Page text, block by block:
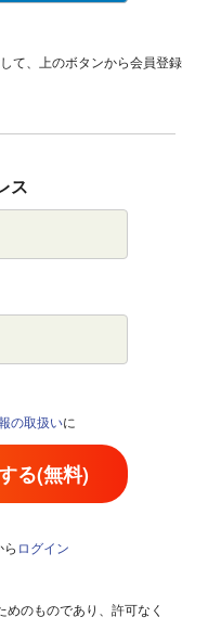
て、上のボタンから会員登録
ス
の取扱いに
る(無料)
ログイン
のものであり、許可なく